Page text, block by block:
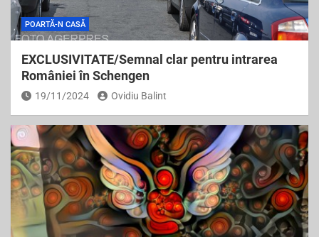
POARTĂ-N CASĂ
EXCLUSIVITATE/Semnal clar pentru intrarea
României în Schengen
19/11/2024 Ovidiu Balint